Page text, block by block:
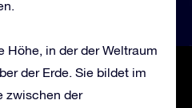
Höhe, in der der Weltraum
der Erde. Sie bildet im
zwischen der